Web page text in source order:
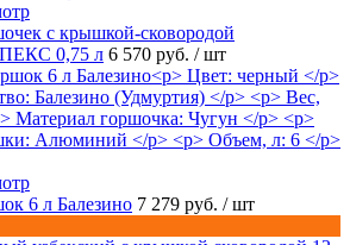
с крышкой-сковородой
0,75 л 6 570 руб. / шт
6 л Балезино 7 279 руб. / шт